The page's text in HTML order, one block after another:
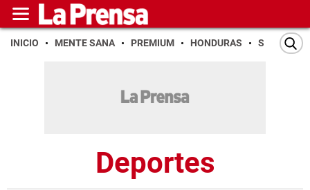
INICIO MENTE SANA PREMIUM HONDURAS SAN PEDRO
Deportes